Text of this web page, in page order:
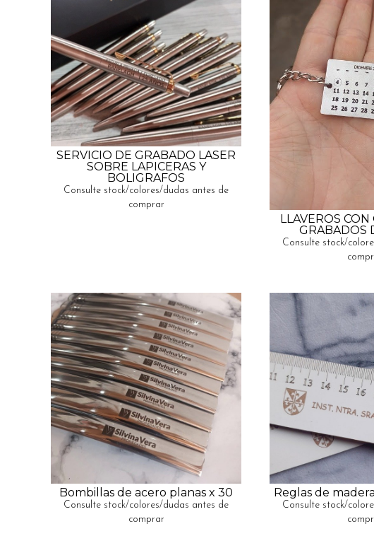
SERVICIO DE GRABADO LASER
SOBRE LAPICERAS Y
BOLIGRAFOS
Consulte stock/colores/dudas antes de
comprar
LLAVEROS
GRABADOS
Consulte stock/
Bombillas de acero planas x 30
Consulte stock/colores/dudas antes de
comprar
Reglas de
Consulte stock/